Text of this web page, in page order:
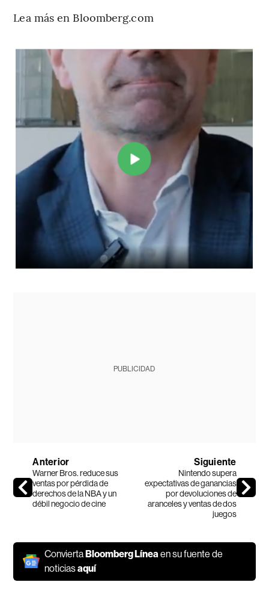
Lea más en Bloomberg.com
PUBLICIDAD
Anterior
Warner Bros. reduce sus
ventas por pérdida de
derechos de la NBA y un
débil negocio de cine
Siguiente
Nintendo supera
expectativas de ganancias
por devoluciones de
aranceles y ventas de dos
juegos
ConviertaBloomberg Línea en su fuente de
noticiasaquí